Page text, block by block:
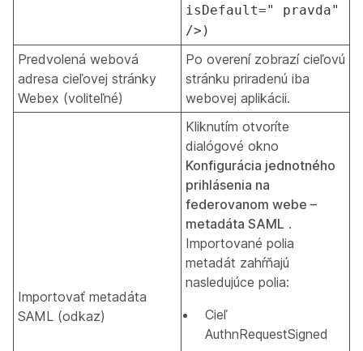
isDefault=" pravda"
/>)
Predvolená webová
adresa cieľovej stránky
Webex (voliteľné)
Po overení zobrazí cieľovú
stránku priradenú iba
webovej aplikácii.
Importovať metadáta
SAML (odkaz)
Kliknutím otvoríte
dialógové okno
Konfigurácia jednotného
prihlásenia na
federovanom webe –
metadáta SAML .
Importované polia
metadát zahŕňajú
nasledujúce polia:
Cieľ
AuthnRequestSigned